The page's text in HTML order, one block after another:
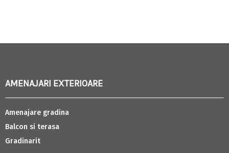
AMENAJARI EXTERIOARE
Amenajare gradina
Balcon si terasa
Gradinarit